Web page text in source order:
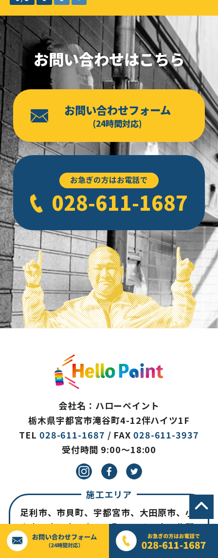
お問い合わせはこちら
お問い合わせフォーム
(24時間対応)
お急ぎの方はお電話で
028-611-1687
会社名：ハローペイント
栃木県宇都宮市滝谷町4-12伴ハイツ1F
TEL 028-611-1687 / FAX 028-611-3937
受付時間 9:00～18:00
施工エリア
足利市、市貝町、宇都宮市、大田原市、小
山市、鹿沼市、上三川町、さくら市、佐野
市、塩谷町、下野市、高根沢町、栃木市、